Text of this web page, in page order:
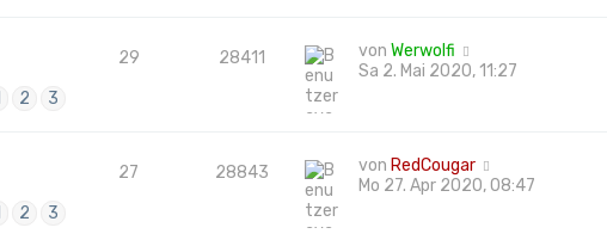
2 3
29 28411 vonWerwolfi
Sa 2. Mai 2020, 11:27
2 3
27 28843 von RedCougar
Mo 27. Apr 2020, 08:47